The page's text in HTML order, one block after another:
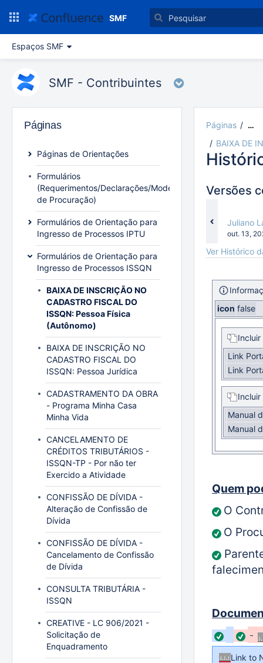
para
principal
assistive.skiplink.to.header.menu
assistive.skiplink.to.action.menu
SMF
Espaços SMF
SMF - Contribuintes
Páginas …
BAIXA DE
Versões
Juliano
Gravado
out. 13,
Ver Histórico
icon false
Incluir
Link
Link
Incluir
Manual
Manual
Quem
O
O
Link to
Páginas
Páginas de Orientações
Formulários
(Requerimentos/Declarações/Modelo
de Procuração)
Formulários de Orientação para
Ingresso de Processos IPTU
Formulários de Orientação para
Ingresso de Processos ISSQN
BAIXA DE INSCRIÇÃO NO
CADASTRO FISCAL DO
ISSQN: Pessoa Física
(Autônomo)
BAIXA DE INSCRIÇÃO NO
CADASTRO FISCAL DO
ISSQN: Pessoa Jurídica
CADASTRAMENTO DA OBRA
- Programa Minha Casa
Minha Vida
CANCELAMENTO DE
CRÉDITOS TRIBUTÁRIOS -
ISSQN-TP - Por não ter
Exercido a Atividade
CONFISSÃO DE DÍVIDA -
Alteração de Confissão de
Dívida
CONFISSÃO DE DÍVIDA -
Cancelamento de Confissão
de Dívida
CONSULTA TRIBUTÁRIA -
ISSQN
CREATIVE - LC 906/2021 -
Solicitação de
Enquadramento